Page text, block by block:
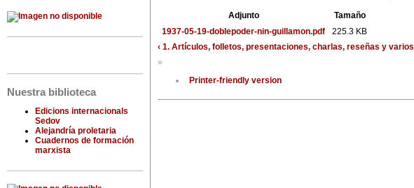
Nuestra biblioteca
Edicions internacionals
Sedov
Alejandría proletaria
Cuadernos de formación
marxista
Adjunto
Tamaño
1937-05-19-doblepoder-nin-guillamon.pdf
225.3 KB
‹ 1. Artículos, folletos, presentaciones, charlas, reseñas y varios
»
Printer-friendly version